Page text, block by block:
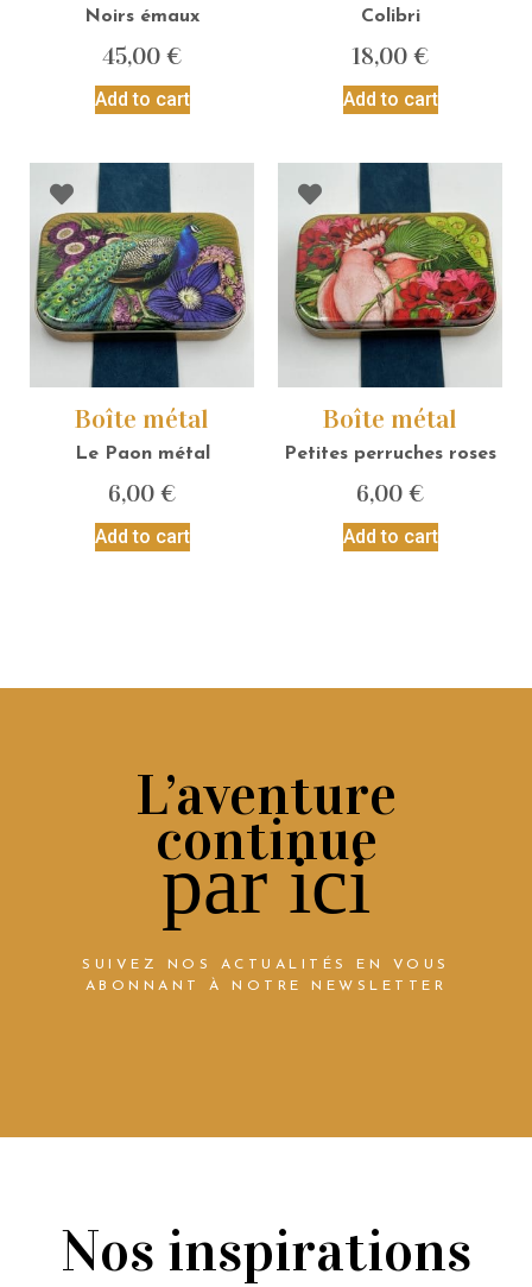
Noirs émaux
45,00 €
Add to cart
Colibri
18,00 €
Add to cart
Boîte métal
Le Paon métal
6,00 €
Add to cart
Boîte métal
Petites perruches roses
6,00 €
Add to cart
L’aventure
continue
par ici
SUIVEZ NOS ACTUALITÉS EN VOUS
ABONNANT À NOTRE NEWSLETTER
Nos inspirations